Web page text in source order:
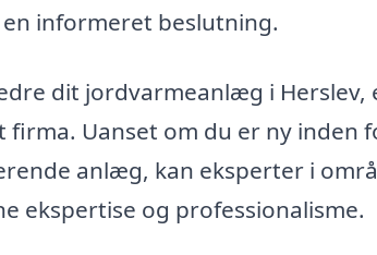
informeret beslutning.
dit jordvarmeanlæg i Herslev,
Uanset om du er ny inden
anlæg, kan eksperter i
ekspertise og professionalisme.